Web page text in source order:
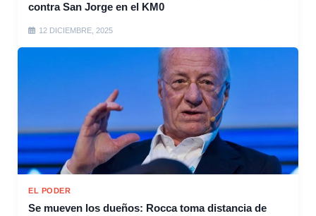
contra San Jorge en el KM0
12 DICIEMBRE, 2025
EL PODER
Se mueven los dueños: Rocca toma distancia de